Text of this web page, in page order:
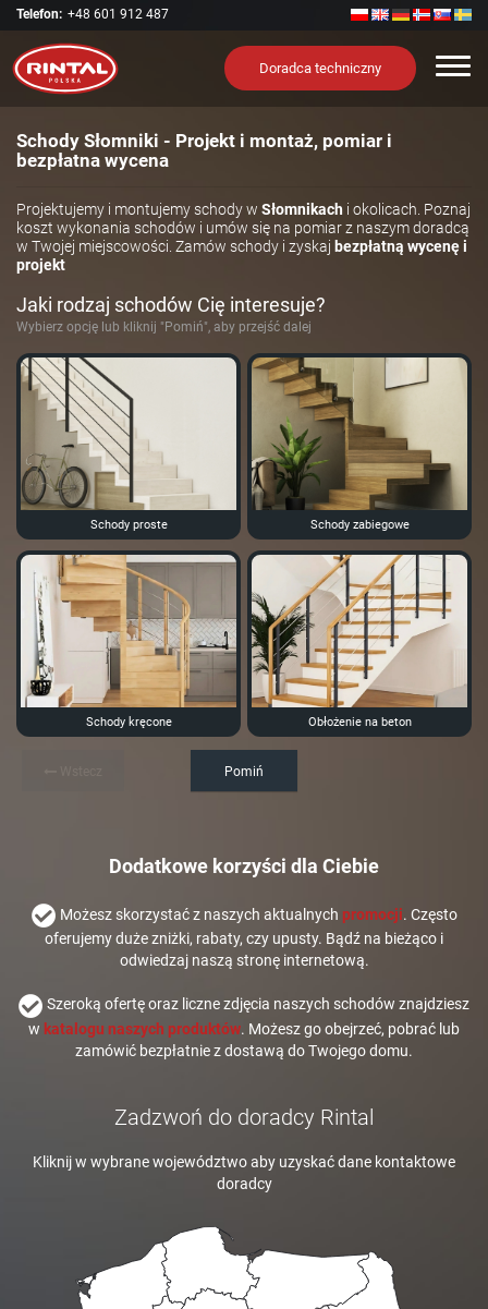
Telefon: +48 601 912 487
Doradca techniczny
Schody Słomniki - Projekt i montaż, pomiar i
bezpłatna wycena
Projektujemy i montujemy schody w Słomnikach i okolicach. Poznaj
koszt wykonania schodów i umów się na pomiar z naszym doradcą
w Twojej miejscowości. Zamów schody i zyskaj bezpłatną wycenę i
projekt
Jaki rodzaj schodów Cię interesuje?
Wybierz opcję lub kliknij "Pomiń", aby przejść dalej
Schody proste Schody zabiegowe
Schody kręcone Obłożenie na beton
Pomiń
Dodatkowe korzyści dla Ciebie
Możesz skorzystać z naszych aktualnych promocji. Często
oferujemy duże zniżki, rabaty, czy upusty. Bądź na bieżąco i
odwiedzaj naszą stronę internetową.
Szeroką ofertę oraz liczne zdjęcia naszych schodów znajdziesz
w katalogu naszych produktów. Możesz go obejrzeć, pobrać lub
zamówić bezpłatnie z dostawą do Twojego domu.
Zadzwoń do doradcy Rintal
Kliknij w wybrane województwo aby uzyskać dane kontaktowe
doradcy